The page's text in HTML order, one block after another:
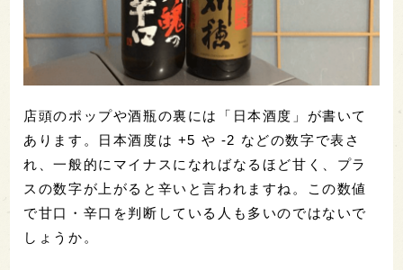
店頭のポップや酒瓶の裏には「日本酒度」が書いて
あります。日本酒度は +5 や -2 などの数字で表さ
れ、一般的にマイナスになればなるほど甘く、プラ
スの数字が上がると辛いと言われますね。この数値
で甘口・辛口を判断している人も多いのではないで
しょうか。